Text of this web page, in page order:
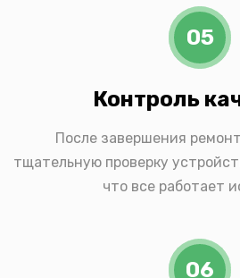
05
Контроль
После завершения
тщательную проверку
что все работает
06